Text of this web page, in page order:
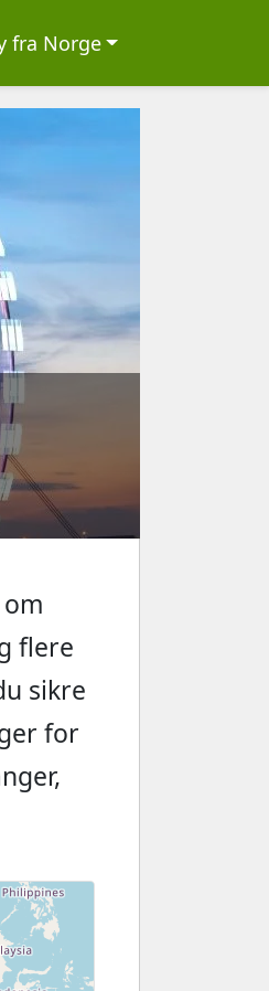
fra Norge
flere
sikre
for